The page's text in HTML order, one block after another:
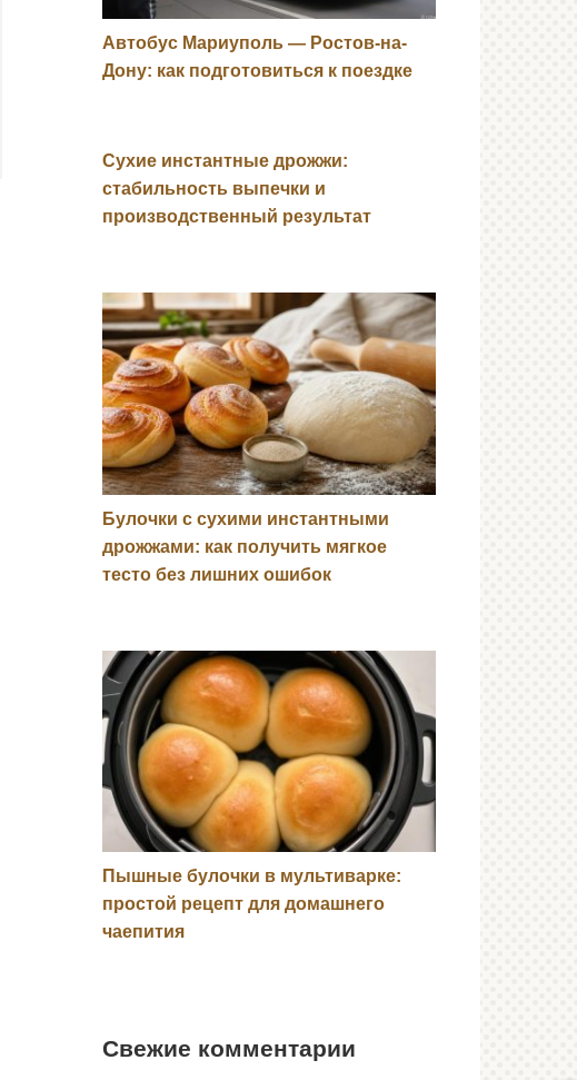
Автобус Мариуполь — Ростов-на-
Дону: как подготовиться к поездке
Сухие инстантные дрожжи:
стабильность выпечки и
производственный результат
Булочки с сухими инстантными
дрожжами: как получить мягкое
тесто без лишних ошибок
Пышные булочки в мультиварке:
простой рецепт для домашнего
чаепития
Свежие комментарии